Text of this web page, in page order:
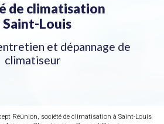
de climatisation
Saint-Louis
et dépannage de
climatiseur
Réunion, société de climatisation à Saint-Louis